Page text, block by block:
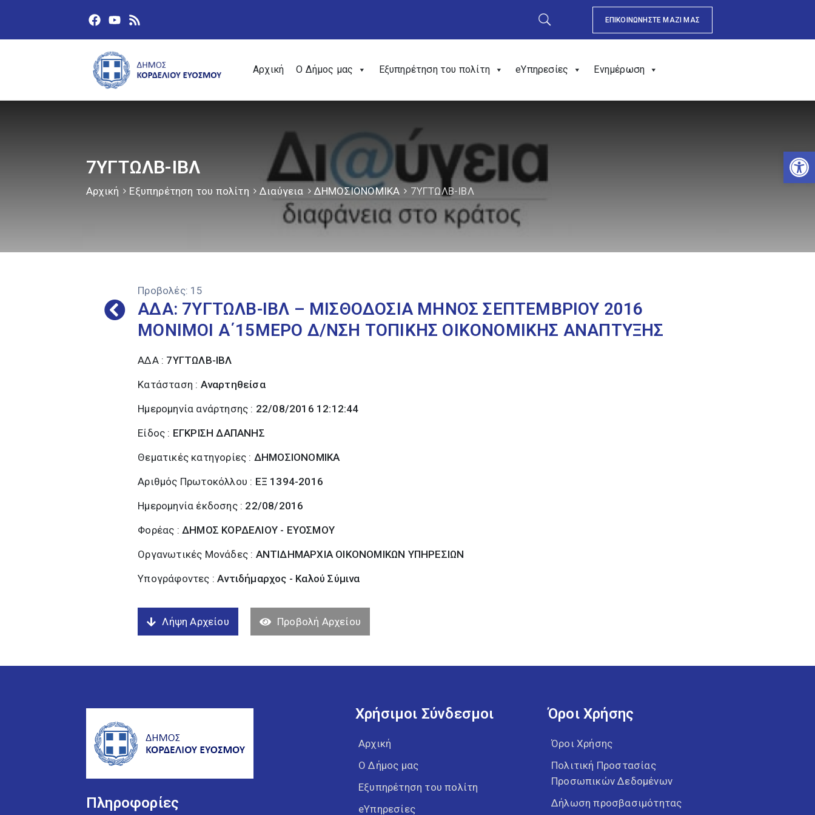
ΕΠΙΚΟΙΝΩΝΗΣΤΕ ΜΑΖΙ ΜΑΣ
Αρχική Ο Δήμος μας Εξυπηρέτηση του πολίτη eΥπηρεσίες Ενημέρωση
7ΥΓΤΩΛΒ-ΙΒΛ
Αρχική Εξυπηρέτηση του πολίτη Διαύγεια ΔΗΜΟΣΙΟΝΟΜΙΚΑ 7ΥΓΤΩΛΒ-ΙΒΛ
Προβολές: 15
ΑΔΑ: 7ΥΓΤΩΛΒ-ΙΒΛ – ΜΙΣΘΟΔΟΣΙΑ ΜΗΝΟΣ ΣΕΠΤΕΜΒΡΙΟΥ 2016
ΜΟΝΙΜΟΙ Α΄15ΜΕΡΟ Δ/ΝΣΗ ΤΟΠΙΚΗΣ ΟΙΚΟΝΟΜΙΚΗΣ ΑΝΑΠΤΥΞΗΣ
ΑΔΑ : 7ΥΓΤΩΛΒ-ΙΒΛ
Κατάσταση : Αναρτηθείσα
Ημερομηνία ανάρτησης : 22/08/2016 12:12:44
Είδος : ΕΓΚΡΙΣΗ ΔΑΠΑΝΗΣ
Θεματικές κατηγορίες : ΔΗΜΟΣΙΟΝΟΜΙΚΑ
Αριθμός Πρωτοκόλλου : ΕΞ 1394-2016
Ημερομηνία έκδοσης : 22/08/2016
Φορέας :ΔΗΜΟΣ ΚΟΡΔΕΛΙΟΥ - ΕΥΟΣΜΟΥ
Οργανωτικές Μονάδες : ΑΝΤΙΔΗΜΑΡΧΙΑ ΟΙΚΟΝΟΜΙΚΩΝ ΥΠΗΡΕΣΙΩΝ
Υπογράφοντες :Αντιδήμαρχος - Καλού Σύµινα
Λήψη Αρχείου Προβολή Αρχείου
Πληροφορίες
Χρήσιμοι Σύνδεσμοι
Αρχική
Ο Δήμος μας
Εξυπηρέτηση του πολίτη
eΥπηρεσίες
Όροι Χρήσης
Όροι Χρήσης
Πολιτική Προστασίας
Προσωπικών Δεδομένων
Δήλωση προσβασιμότητας